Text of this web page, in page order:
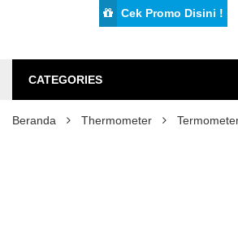
Cek Promo Disini !
CATEGORIES
Beranda Thermometer